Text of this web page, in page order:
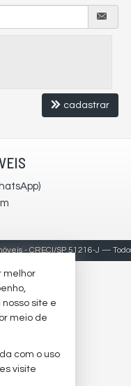
cadastrar
- CRECI/SP 51216-J —
melhor
site e
meio de
com o uso
visite